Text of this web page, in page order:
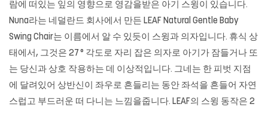
람에 떠있는 잎의 영향으로 영감을받은 아기 스윙이 있습니다.
Nuna라는 네덜란드 회사에서 만든 LEAF Natural Gentle Baby
Swing Chair는 이름에서 알 수 있듯이 스윙과 의자입니다. 휴식 상
태에서, 그것은 27 ° 각도로 자리 잡은 의자로 아기가 잠들거나 또
는 당신과 상호 작용하는 데 이상적입니다. 그네는 한 피벗 지점
에 달려있어 상반신이 좌우로 흔들리는 동안 좌석을 흔들어 자연
스럽고 부드러운 떠 다니는 느낌을줍니다. LEAF의 스윙 동작은 2